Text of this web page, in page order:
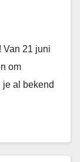
Van 21 juni
om
al bekend